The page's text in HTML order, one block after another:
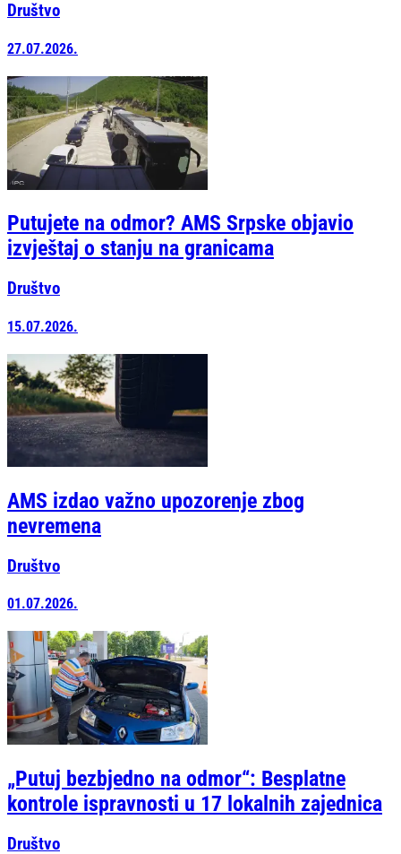
Društvo
27.07.2026.
Putujete na odmor? AMS Srpske objavio
izvještaj o stanju na granicama
Društvo
15.07.2026.
AMS izdao važno upozorenje zbog
nevremena
Društvo
01.07.2026.
„Putuj bezbjedno na odmor“: Besplatne
kontrole ispravnosti u 17 lokalnih zajednica
Društvo